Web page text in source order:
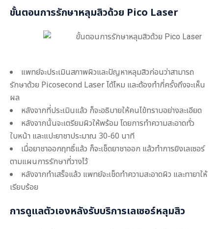
ขั้นตอนการรักษาหลุมสิวด้วย Pico Laser
แพทย์จะประเมินสภาพผิวและปัญหาหลุมสิวก่อนว่าสามารถ
รักษาด้วย Picosecond Laser ได้ไหม และต้องทำกี่ครั้งถึงจะเห็น
ผล
หลังจากที่ประเมินแล้ว ก็จะอธิบายให้คนไข้ทราบอย่างละเอียด
หลังจากนั้นจะเตรียมผิวให้พร้อม โดยการทำความสะอาดทั่ว
ใบหน้า และแปะยาชาประมาณ 30-60 นาที
เมื่อยาชาออกฤทธิ์แล้ว ก็จะเช็ดยาชาออก แล้วทำการยิงเลเซอร์
ตามแผนการรักษาที่วางไว้
หลังจากทำเสร็จแล้ว แพทย์จะเช็ดทำความสะอาดผิว และทายาให้
เรียบร้อย
การดูแลตัวเองหลังรับบริการเลเซอร์หลุมสิว